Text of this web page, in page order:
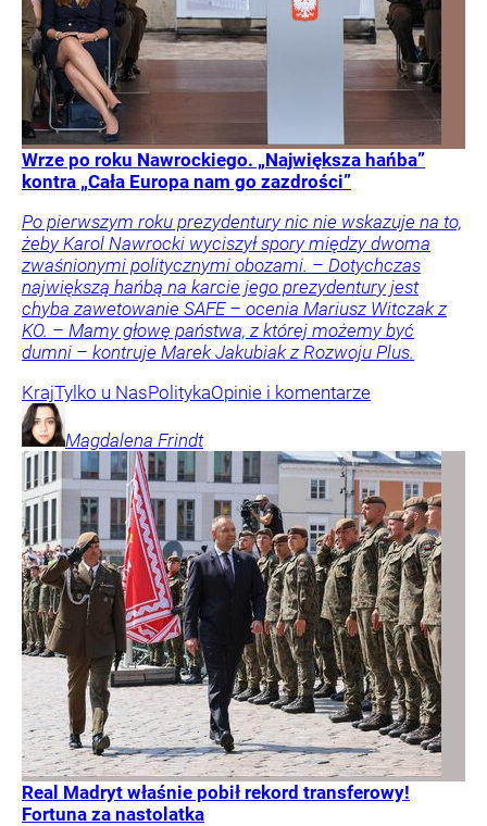
Wrze po roku Nawrockiego. „Największa hańba”
kontra „Cała Europa nam go zazdrości”
Po pierwszym roku prezydentury nic nie wskazuje na to,
żeby Karol Nawrocki wyciszył spory między dwoma
zwaśnionymi politycznymi obozami. – Dotychczas
największą hańbą na karcie jego prezydentury jest
chyba zawetowanie SAFE – ocenia Mariusz Witczak z
KO. – Mamy głowę państwa, z której możemy być
dumni – kontruje Marek Jakubiak z Rozwoju Plus.
KrajTylko u NasPolitykaOpinie i komentarze
Magdalena Frindt
Real Madryt właśnie pobił rekord transferowy!
Fortuna za nastolatka